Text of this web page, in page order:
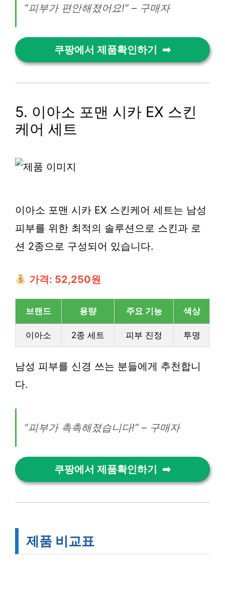
“피부가 편안해졌어요!” – 구매자
쿠팡에서 제품확인하기
5. 이아소 포맨 시카 EX 스킨
케어 세트
이아소 포맨 시카 EX 스킨케어 세트는 남성
피부를 위한 최적의 솔루션으로 스킨과 로
션 2종으로 구성되어 있습니다.
가격: 52,250원
브랜드 용량 주요 기능 색상
이아소 2종 세트 피부 진정 투명
남성 피부를 신경 쓰는 분들에게 추천합니
다.
“피부가 촉촉해졌습니다!” – 구매자
쿠팡에서 제품확인하기
제품 비교표